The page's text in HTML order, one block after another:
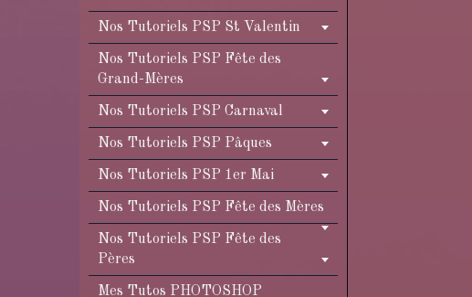
Nos Tutoriels PSP St Valentin
Nos Tutoriels PSP Fête des
Grand-Mères
Nos Tutoriels PSP Carnaval
Nos Tutoriels PSP Pâques
Nos Tutoriels PSP 1er Mai
Nos Tutoriels PSP Fête des Mères
Nos Tutoriels PSP Fête des
Pères
Mes Tutos PHOTOSHOP